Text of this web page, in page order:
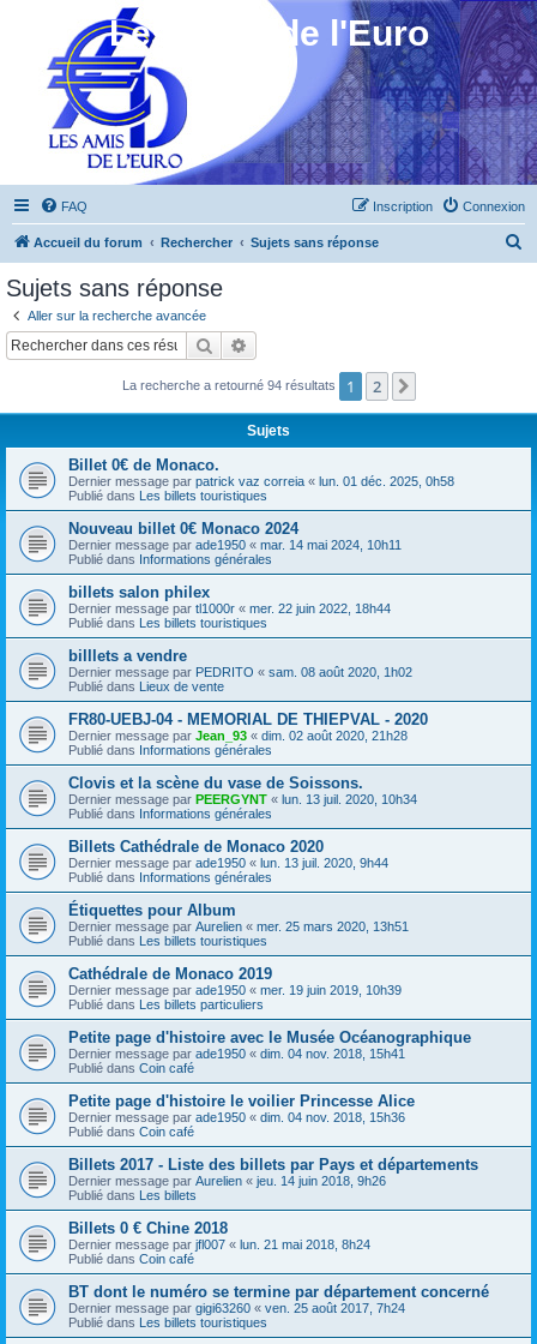
Les Amis de l'Euro
FAQ Connexion
Inscription
Accueil du forum Rechercher Sujets sans réponse
c
Sujets sans réponse
Aller sur la recherche avancée
Rechercher
La recherche a retourné 94 résultats 1 2
Sujets
Billet 0€ de Monaco.
Dernier message par patrick vaz correia « lun. 01 déc. 2025, 0h58
Publié dans Les billets touristiques
Nouveau billet 0€ Monaco 2024
Dernier message par ade1950 « mar. 14 mai 2024, 10h11
Publié dans Informations générales
billets salon philex
Dernier message par tl1000r « mer. 22 juin 2022, 18h44
Publié dans Les billets touristiques
billlets a vendre
Dernier message par PEDRITO « sam. 08 août 2020, 1h02
Publié dans Lieux de vente
FR80-UEBJ-04 - MEMORIAL DE THIEPVAL - 2020
Dernier message par Jean_93 « dim. 02 août 2020, 21h28
Publié dans Informations générales
Clovis et la scène du vase de Soissons.
Dernier message par PEERGYNT « lun. 13 juil. 2020, 10h34
Publié dans Informations générales
Billets Cathédrale de Monaco 2020
Dernier message par ade1950 « lun. 13 juil. 2020, 9h44
Publié dans Informations générales
Étiquettes pour Album
Dernier message par Aurelien « mer. 25 mars 2020, 13h51
Publié dans Les billets touristiques
Cathédrale de Monaco 2019
Dernier message par ade1950 « mer. 19 juin 2019, 10h39
Publié dans Les billets particuliers
Petite page d'histoire avec le Musée Océanographique
Dernier message par ade1950 « dim. 04 nov. 2018, 15h41
Publié dans Coin café
Petite page d'histoire le voilier Princesse Alice
Dernier message par ade1950 « dim. 04 nov. 2018, 15h36
Publié dans Coin café
Billets 2017 - Liste des billets par Pays et départements
Dernier message par Aurelien « jeu. 14 juin 2018, 9h26
Publié dans Les billets
Billets 0 € Chine 2018
Dernier message par jfl007 « lun. 21 mai 2018, 8h24
Publié dans Coin café
BT dont le numéro se termine par département concerné
Dernier message par gigi63260 « ven. 25 août 2017, 7h24
Publié dans Les billets touristiques